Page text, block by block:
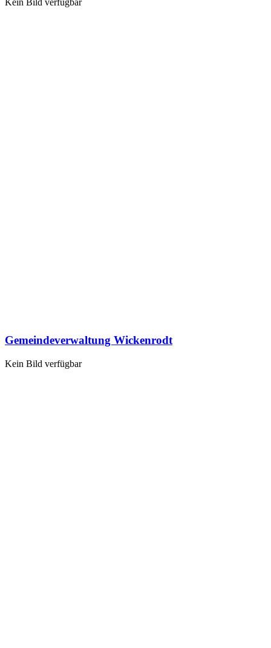
Gemeindeverwaltung Wickenrodt
Kein Bild verfügbar